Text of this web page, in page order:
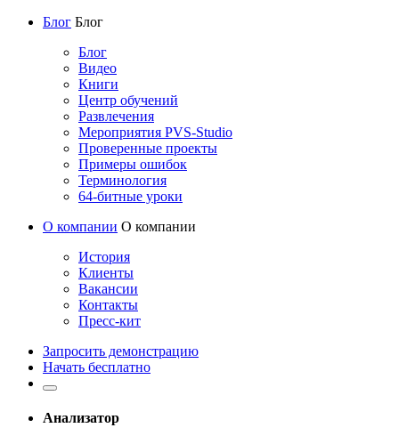
Блог Блог
Блог
Видео
Книги
Центр обучений
Развлечения
Мероприятия PVS-Studio
Проверенные проекты
Примеры ошибок
Терминология
64-битные уроки
О компании О компании
История
Клиенты
Вакансии
Контакты
Пресс-кит
Запросить демонстрацию
Начать бесплатно
Анализатор